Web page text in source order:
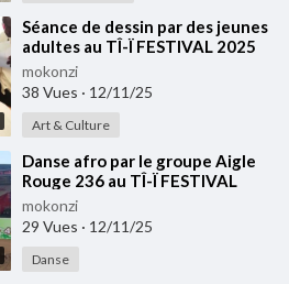
⁣Séance de dessin par des jeunes
adultes au TÎ-Ï FESTIVAL 2025
mokonzi
38 Vues · 12/11/25
Art & Culture
⁣Danse afro par le groupe Aigle
Rouge 236 au TÎ-Ï FESTIVAL
2025
mokonzi
29 Vues · 12/11/25
Danse